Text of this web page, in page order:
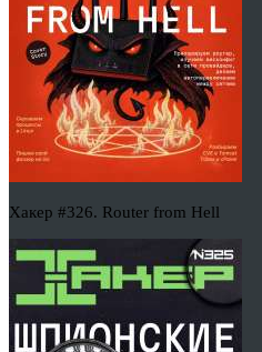
Хакер #326. Router from Hell